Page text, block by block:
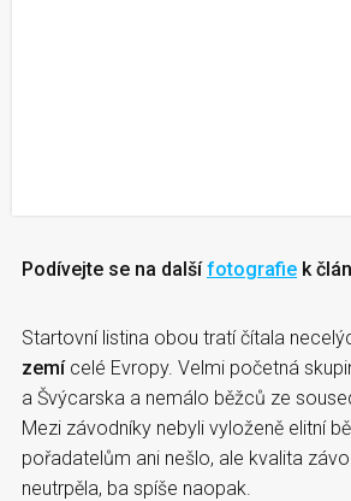
Podívejte se na dalšífotografie k
Startovní listina obou tratí čítala
zemícelé Evropy. Velmi početná
a Švýcarska a nemálo běžců ze
Mezi závodníky nebyli vyloženě elitní
pořadatelům ani nešlo, ale kvalita
neutrpěla, ba spíše naopak.